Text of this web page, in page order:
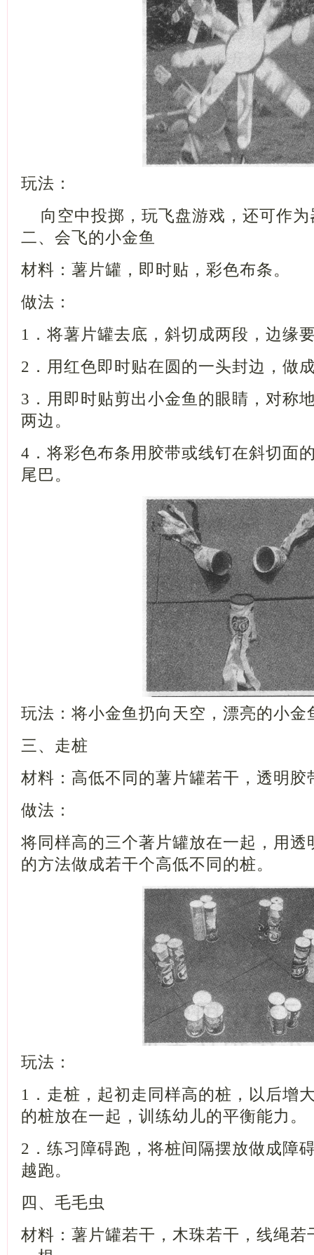
玩法：
向空中投掷，玩飞盘游戏，还可作
二、会飞的小金鱼
材料：薯片罐，即时贴，彩色布条。
做法：
1
．将薯片罐去底，斜切成两段，边缘
2 ．用红色即时贴在圆的一头封边，做
3 ．用即时贴剪出小金鱼的眼睛，对称
两边。
4 ．将彩色布条用胶带或线钉在斜切面
尾巴。
玩法：将小金鱼扔向天空，漂亮的小金
三、走桩
材料：高低不同的薯片罐若干，透明胶
做法：
将同样高的三个著片罐放在一起，用透
的方法做成若干个高低不同的桩。
玩法：
1
．走桩，起初走同样高的桩，以后增
的桩放在一起，训练幼儿的平衡能力。
2 ．练习障碍跑，将桩间隔摆放做成障
越跑。
四、毛毛虫
材料：薯片罐若干，木珠若干，线绳若